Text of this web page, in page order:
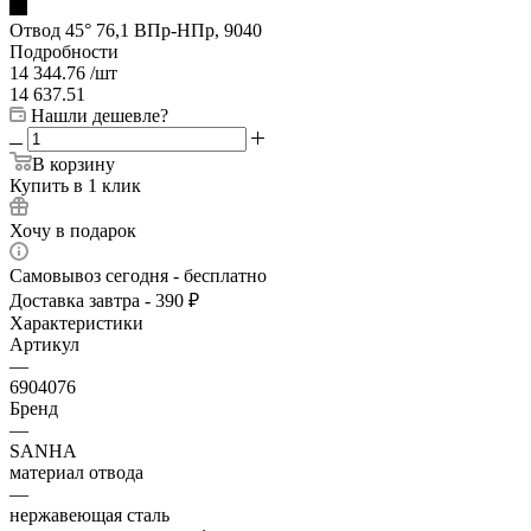
Отвод 45° 76,1 ВПр-НПр, 9040
Подробности
14 344.76 /шт
14 637.51
Нашли дешевле?
В корзину
Купить в 1 клик
Хочу в подарок
Самовывоз сегодня - бесплатно
Доставка завтра - 390 ₽
Характеристики
Артикул
—
6904076
Бренд
—
SANHA
материал отвода
—
нержавеющая сталь